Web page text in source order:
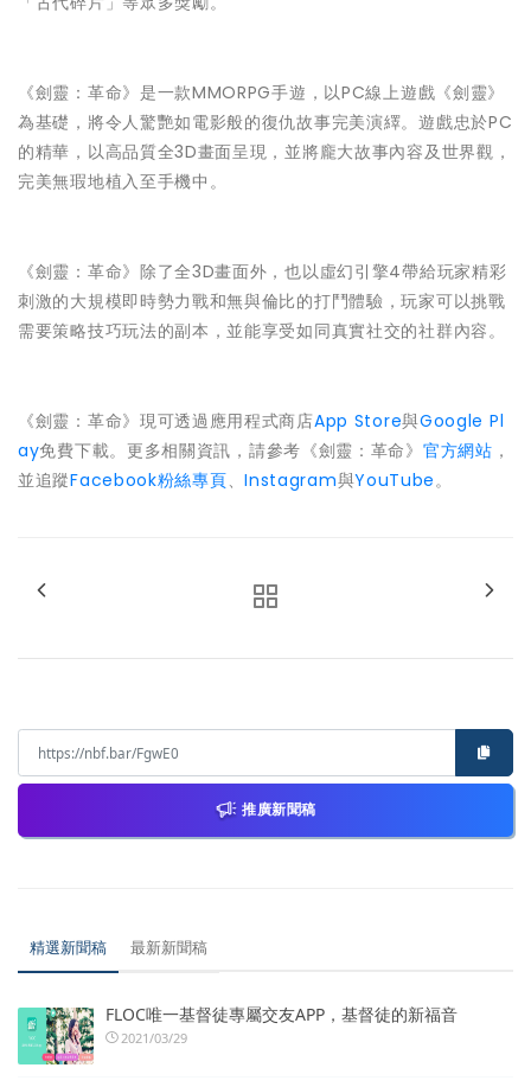
《劍靈：革命》是一款MMORPG手遊，以PC線上遊戲《劍靈》
為基礎，將令人驚艷如電影般的復仇故事完美演繹。遊戲忠於PC
的精華，以高品質全3D畫面呈現，並將龐大故事內容及世界觀，
完美無瑕地植入至手機中。
《劍靈：革命》除了全3D畫面外，也以虛幻引擎4帶給玩家精彩
刺激的大規模即時勢力戰和無與倫比的打鬥體驗，玩家可以挑戰
需要策略技巧玩法的副本，並能享受如同真實社交的社群內容。
《劍靈：革命》現可透過應用程式商店App Store與Google Pl
ay免費下載。更多相關資訊，請參考《劍靈：革命》 官方網站 ，
並追蹤Facebook粉絲專頁、Instagram與YouTube。
推廣新聞稿
精選新聞稿 最新新聞稿
FLOC唯一基督徒專屬交友APP，基督徒的新福音
2021/03/29